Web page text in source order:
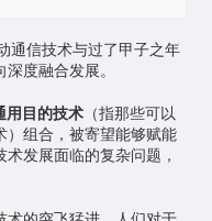
通信技术与过了甲子之年
度融合发展。
用目的技术（指那些可以
）组合，被寄望能够赋能
发展面临的复杂问题，